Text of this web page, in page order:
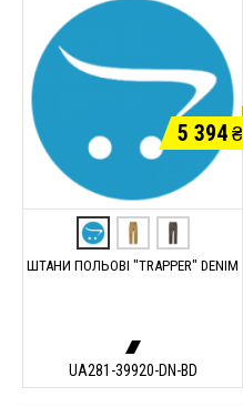
5 394₴
ШТАНИ ПОЛЬОВІ "TRAPPER" DENIM
UA281-39920-DN-BD